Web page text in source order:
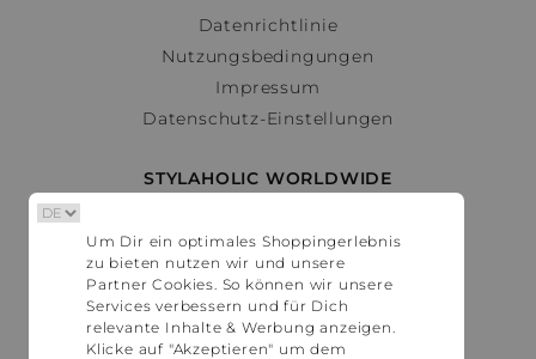
Datenrichtlinie
Nutzungsbedingungen
Impressum
Datenschutz-Einstellungen
STYLAHOLIC WORLDWIDE
Österreich
Schweiz
France
United States
Um Dir ein optimales Shoppingerlebnis
zu bieten nutzen wir und unsere
Partner Cookies. So können wir unsere
Services verbessern und für Dich
relevante Inhalte & Werbung anzeigen.
Klicke auf "Akzeptieren" um dem